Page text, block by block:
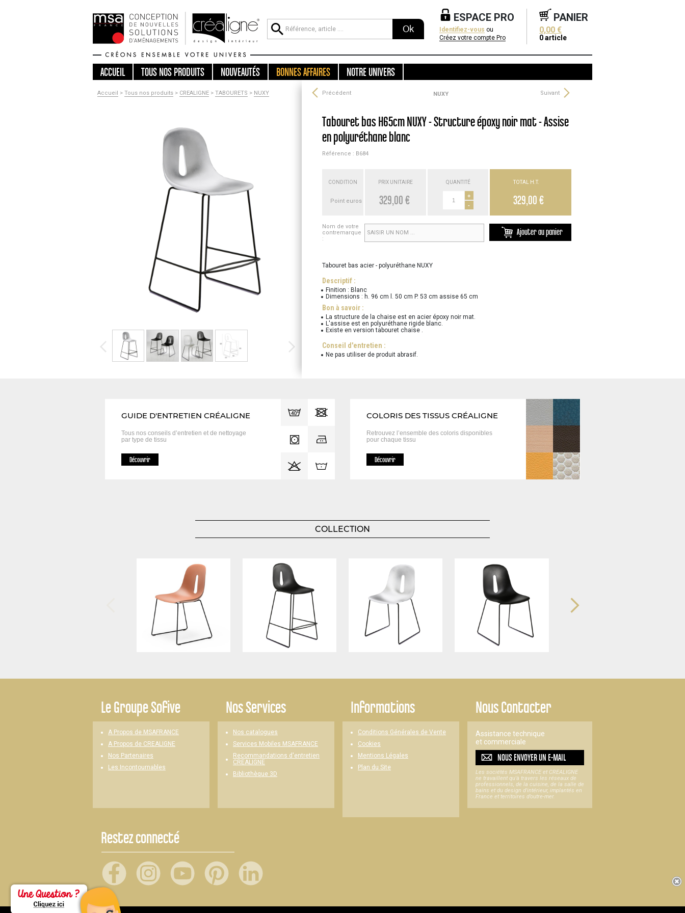
Ok
ESPACE PRO
Identifiez-vous ou
Créez votre compte Pro
PANIER
0,00 €
0article
ACCUEIL TOUSNOS PRODUITS NOUVEAUTÉS BONNES AFFAIRES NOTRE UNIVERS
Accueil > Tous nos produits> CREALIGNE> TABOURETS > NUXY Précédent NUXY Suivant
Tabouret bas H65cm NUXY - Structure époxy noir mat - Assise
en polyuréthane blanc
Référence : B684
CONDITION
Point euros
PRIX UNITAIRE
329,00 €
QUANTITÉ
+
-
TOTAL H.T.
329,00 €
Nom de votre
contremarque
:
Ajouter au panier
Tabouret bas acier - polyuréthane NUXY
Descriptif :
Finition : Blanc
Dimensions : h. 96 cm l. 50 cm P. 53 cm assise 65 cm
Bon à savoir :
La structure de la chaise est en acier époxy noir mat.
L'assise est en polyuréthane rigide blanc.
Existe en version tabouret chaise .
Conseil d'entretien :
Ne pas utiliser de produit abrasif.
GUIDE D'ENTRETIEN CRÉALIGNE
Tous nos conseils d’entretien et de nettoyage
par type de tissu
Découvrir
COLORIS DES TISSUS CRÉALIGNE
Retrouvez l’ensemble des coloris disponibles
pour chaque tissu
Découvrir
COLLECTION
LeGroupe Sofive
A Propos de MSAFRANCE
A Propos de CREALIGNE
Nos Partenaires
Les Incontournables
Nos Services
Nos catalogues
Services Mobiles MSAFRANCE
Recommandations d'entretien
CREALIGNE
Bibliothèque 3D
Informations
Conditions Générales de Vente
Cookies
Mentions Légales
Plan du Site
Nous Contacter
Assistance technique
et commerciale
NOUS ENVOYER UNE-MAIL
Les sociétés MSAFRANCE et CREALIGNE
ne travaillent qu'à travers les réseaux de
professionnels, de la cuisine, de la salle de
bains et du design d'intérieur, implantés en
France et territoires d’outre-mer.
Restez connecté